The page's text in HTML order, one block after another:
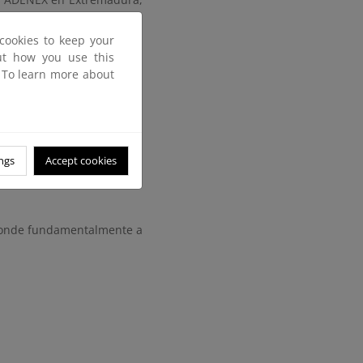
formada por:
Ha.
fundamentalmente a
to keep your
how you use this
learn more about
Accept cookies